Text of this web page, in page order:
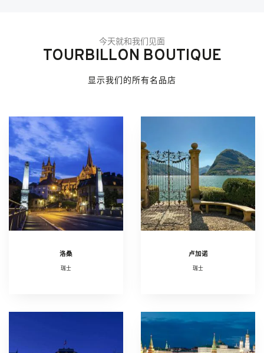
今天就和我们见面
TOURBILLON BOUTIQUE
显示我们的所有名品店
洛桑
瑞士
卢加诺
瑞士